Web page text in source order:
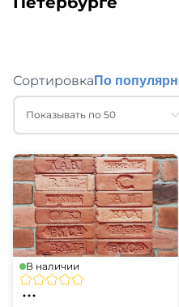
Сортировка По
Показывать по 50
В наличии